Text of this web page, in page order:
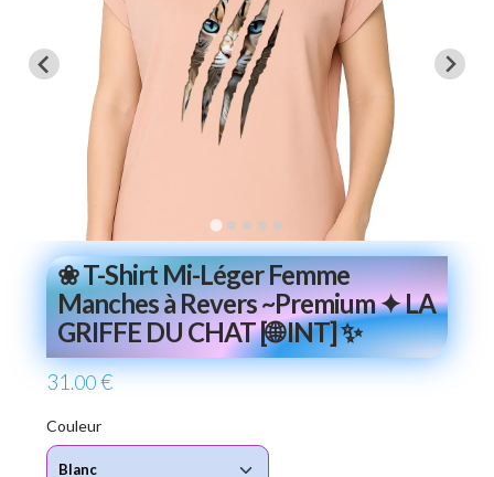
❀ T-Shirt Mi-Léger Femme
Manches à Revers ~Premium ✦ LA
GRIFFE DU CHAT [🌐 INT] ✨
31.00 €
Couleur